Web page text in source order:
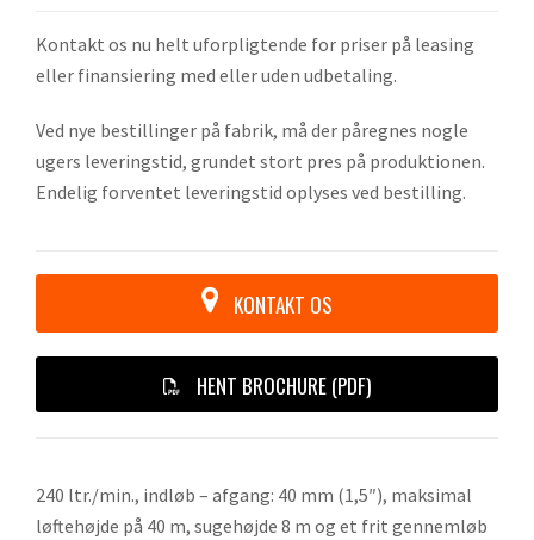
Kontakt os nu helt uforpligtende for priser på leasing
eller finansiering med eller uden udbetaling.
Ved nye bestillinger på fabrik, må der påregnes nogle
ugers leveringstid, grundet stort pres på produktionen.
Endelig forventet leveringstid oplyses ved bestilling.
KONTAKT OS
HENT BROCHURE (PDF)
240 ltr./min., indløb – afgang: 40 mm (1,5″), maksimal
løftehøjde på 40 m, sugehøjde 8 m og et frit gennemløb